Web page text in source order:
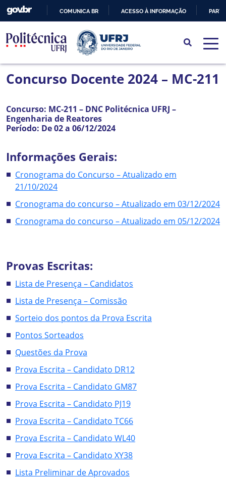
PARA
O
CONTEÚDO
COMUNICA BR ACESSO À INFORMAÇÃO
Concurso Docente 2024 – MC-211
Concurso: MC-211 – DNC Politécnica UFRJ –
Engenharia de Reatores
Período: De 02 a 06/12/2024
Informações Gerais:
Cronograma do Concurso – Atualizado em
21/10/2024
Cronograma do concurso – Atualizado em 03/12/2024
Cronograma do concurso – Atualizado em 05/12/2024
Provas Escritas:
Lista de Presença – Candidatos
Lista de Presença – Comissão
Sorteio dos pontos da Prova Escrita
Pontos Sorteados
Questões da Prova
Prova Escrita – Candidato DR12
Prova Escrita – Candidato GM87
Prova Escrita – Candidato PJ19
Prova Escrita – Candidato TC66
Prova Escrita – Candidato WL40
Prova Escrita – Candidato XY38
Lista Preliminar de Aprovados